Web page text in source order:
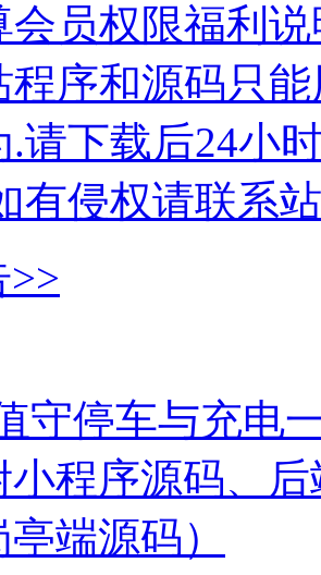
会员权限福利说
程序和源码只
.请下载后24小
有侵权请联系
>>